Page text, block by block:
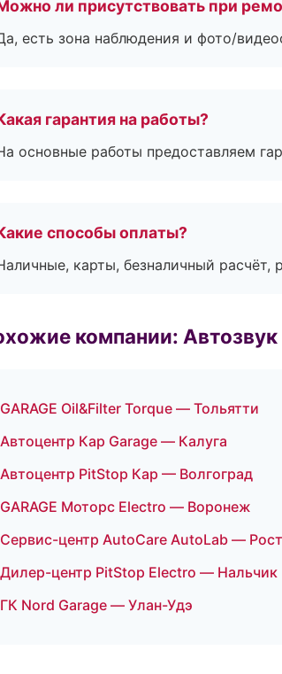
ли присутствовать при
есть зона наблюдения и фото/
гарантия на работы?
основные работы предоставляем
способы оплаты?
карты, безналичный расчёт,
компании:
GARAGE Oil&Filter Torque — Тольятти
Автоцентр Кар Garage — Калуга
Автоцентр PitStop Кар — Волгоград
GARAGE Моторс Electro — Воронеж
Сервис-центр AutoCare AutoLab —
Дилер-центр PitStop Electro — Нальчик
ГК Nord Garage — Улан-Удэ